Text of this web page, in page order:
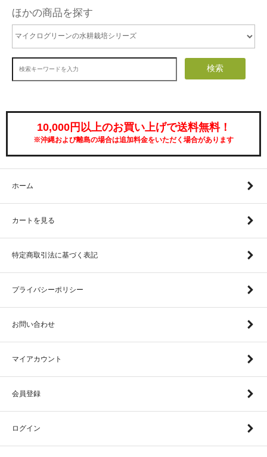
ほかの商品を探す
検索
10,000円以上のお買い上げで送料無料！
※沖縄および離島の場合は追加料金をいただく場合があります
ホーム
カートを見る
特定商取引法に基づく表記
プライバシーポリシー
お問い合わせ
マイアカウント
会員登録
ログイン